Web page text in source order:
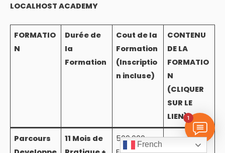
LOCALHOST ACADEMY
FORMATIO
N
Durée de
la
Formation
Cout de la
Formation
(Inscriptio
n incluse)
CONTENU
DE LA
FORMATIO
N
(CLIQUER
SUR LE
LIEN)
Parcours
11 Mois de
500.000
French
1